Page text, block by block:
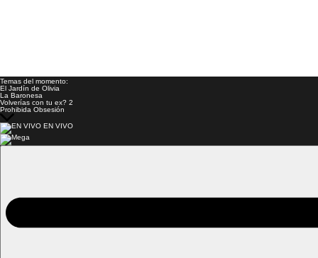
Temas del momento:
El Jardín de Olivia
La Baronesa
Volverías con tu ex? 2
Prohibida Obsesión
EN VIVO